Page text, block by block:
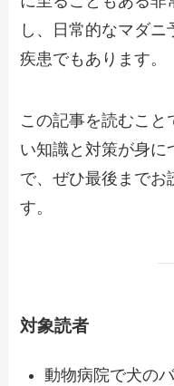
し、日常的なマダ
疾患でもあります。
この記事を読むこと
い知識と対策が身に
で、ぜひ最後までお
す。
対象読者
動物病院で犬の